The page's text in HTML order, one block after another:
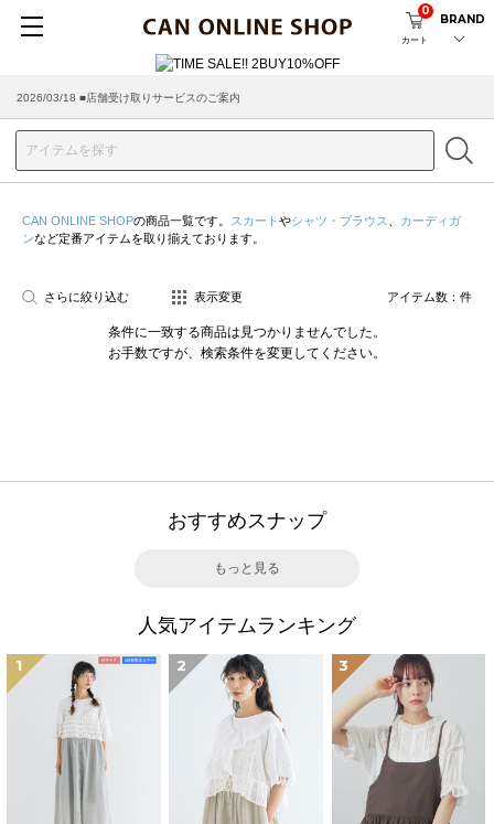
カート
0
BRAND
2026/03/18 ■店舗受け取りサービスのご案内
CAN ONLINE SHOPの商品一覧です。 スカート やシャツ・ブラウス
カーディガ
ンなど定番アイテムを取り揃えております。
さらに絞り込む 表示変更 アイテム数： 件
条件に一致する商品は見つかりませんでした。
お手数ですが、検索条件を変更してください。
おすすめスナップ
もっと見る
人気アイテムランキング
1 2 3